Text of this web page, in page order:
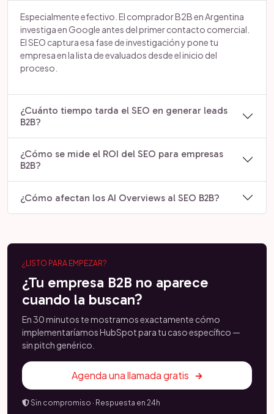
Especialmente efectivo. El comprador B2B en Argentina
investiga en Google antes del primer contacto comercial.
El SEO captura esa fase de investigación y pone tu
empresa en la lista de evaluados desde el inicio del
proceso.
¿Cuánto tiempo tarda el SEO en generar leads
B2B?
¿Cómo se mide el ROI del SEO para empresas
B2B?
¿Cómo afectan los AI Overviews al SEO B2B?
¿LISTO PARA EMPEZAR?
¿Tu empresa B2B no aparece
cuando la buscan?
En 30 minutos te mostramos exactamente cómo
implementaríamos HubSpot para tu caso específico —
sin pitch genérico.
Agenda una llamada gratis
Sin compromiso · Respuesta en 24h